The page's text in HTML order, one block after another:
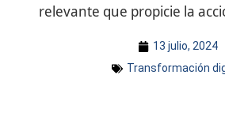
relevante que propicie la
13 julio, 2024
Transformación